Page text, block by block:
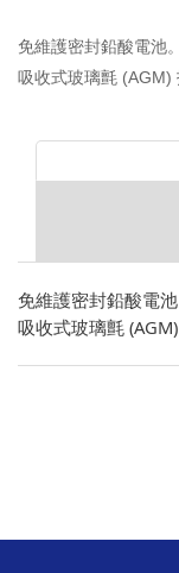
免維護密封鉛酸電池。
吸收式玻璃氈 (AGM)
免維護密封鉛酸電池
吸收式玻璃氈